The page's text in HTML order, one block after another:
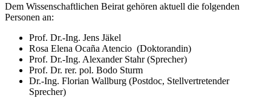
Dem Wissenschaftlichen Beirat gehören aktuell die folgenden
Personen an:
Prof. Dr.-Ing. Jens Jäkel
Rosa Elena Ocaña Atencio (Doktorandin)
Prof. Dr.-Ing. Alexander Stahr (Sprecher)
Prof. Dr. rer. pol. Bodo Sturm
Dr.-Ing. Florian Wallburg (Postdoc, Stellvertretender
Sprecher)